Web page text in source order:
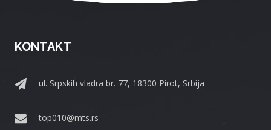
KONTAKT
ul. Srpskih vladra br. 77, 18300 Pirot, Srbija
top010@mts.rs